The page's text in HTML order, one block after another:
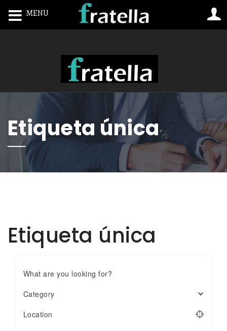
Etiqueta única
Etiqueta única
What are you looking for?
Category
Location
MENU